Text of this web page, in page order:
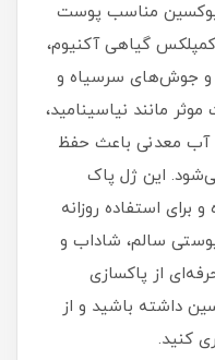
مناسب پوست
گیاهی آکنیوم،
و جوش‌های سرسیاه و
مانند نیاسینامید،
معدنی باعث حفظ
این ژل پاک‌
برای استفاده روزانه
سالم، شاداب و
از پاکسازی
داشته باشید و از
کنید.